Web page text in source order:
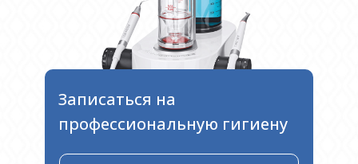
Записаться на
профессиональную гигиену